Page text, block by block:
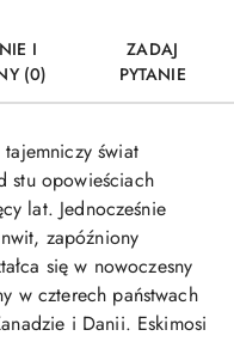
I
(0)
ZADAJ
PYTANIE
świat
stu opowieściach
lat. Jednocześnie
zapóźniony
się w nowoczesny
w czterech państwach
i Danii. Eskimosi